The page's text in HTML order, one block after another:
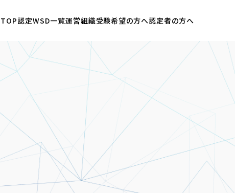
TOP認定WSD一覧運営組織受験希望の方へ認定者の方へ